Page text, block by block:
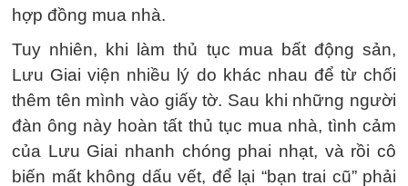
hợp đồng mua nhà.
Tuy nhiên, khi làm thủ tục mua bất động sản,
Lưu Giai viện nhiều lý do khác nhau để từ chối
thêm tên mình vào giấy tờ. Sau khi những người
đàn ông này hoàn tất thủ tục mua nhà, tình cảm
của Lưu Giai nhanh chóng phai nhạt, và rồi cô
biến mất không dấu vết, để lại “bạn trai cũ” phải